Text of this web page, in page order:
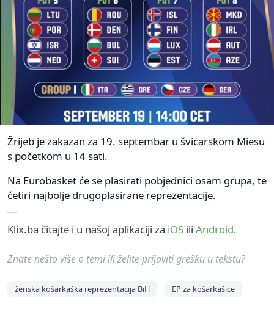
Žrijeb je zakazan za 19. septembar u švicarskom Miesu
s početkom u 14 sati.
Na Eurobasket će se plasirati pobjednici osam grupa, te
četiri najbolje drugoplasirane reprezentacije.
Klix.ba čitajte i u našoj aplikaciji za iOS ili Android.
Znate nešto više o temi ili želite prijaviti grešku u tekstu?
ženska košarkaška reprezentacija BiH EP za košarkašice